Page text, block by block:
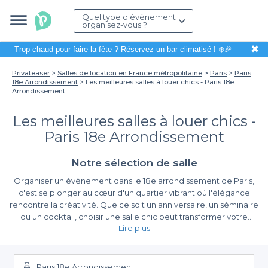
Quel type d'évènement
organisez-vous ?
Trop chaud pour faire la fête ? Réservez un bar climatisé! ❄️🎉 ✖
Privateaser Salles de location en France métropolitaine Paris
Paris
18e Arrondissement
Les meilleures salles à louer chics - Paris 18e
Arrondissement
Les meilleures salles à louer chics -
Paris 18e Arrondissement
Notre sélection de salle
Organiser un évènement dans le 18e arrondissement de Paris,
c'est se plonger au cœur d'un quartier vibrant où l'élégance
rencontre la créativité. Que ce soit un anniversaire, un séminaire
ou un cocktail, choisir une salle chic peut transformer votre
événement en une expérience mémorable. Grâce à Privateaser,
sélection de salles à louer chics qui sauront impressionner vos
invités.
Une simplicité de réservation incomparable
Lire plus